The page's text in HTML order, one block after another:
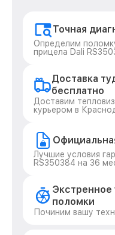
Точная
Определим
прицела Dali
Доставка
бесплатно
Доставим
курьером в
Лучшие условия
RS350384 на 36
Экстренное
поломки
Починим вашу